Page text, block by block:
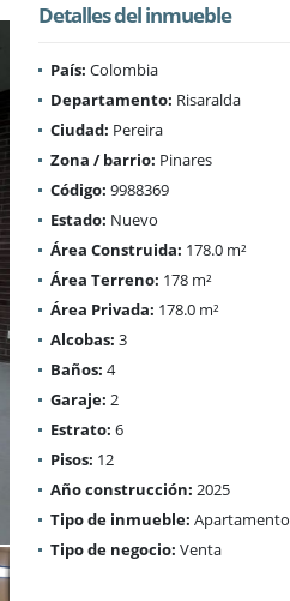
Detalles del inmueble
País: Colombia
Departamento: Risaralda
Ciudad: Pereira
Zona / barrio: Pinares
Código: 9988369
Estado: Nuevo
Área Construida: 178.0 m²
Área Terreno: 178 m²
Área Privada: 178.0 m²
Alcobas: 3
Baños: 4
Garaje: 2
Estrato: 6
Pisos: 12
Año construcción: 2025
Tipo de inmueble: Apartamento
Tipo de negocio: Venta